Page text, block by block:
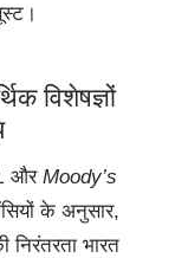
विशेषज्ञों
और Moody’s
के अनुसार,
निरंतरता भारत